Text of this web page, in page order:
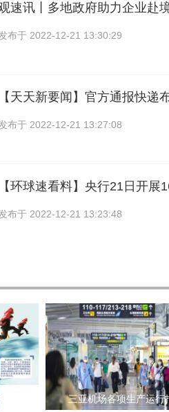
速讯丨多地政府助力企业赴
布于 2022-12-21 13:30:29
【天天新要闻】官方通报快递
布于 2022-12-21 13:27:08
【环球速看料】央行21日开展
布于 2022-12-21 13:23:48
出 三亚机场各项生产运行